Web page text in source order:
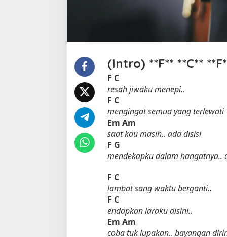
(Intro) **F** **C**
F C
resah jiwaku menepi..
F C
mengingat semua yang terlewati
Em Am
saat kau masih.. ada disisi
F G
mendekapku dalam hangatnya..
F C
lambat sang waktu berganti..
F C
endapkan laraku disini..
Em Am
coba tuk lupakan.. bayangan